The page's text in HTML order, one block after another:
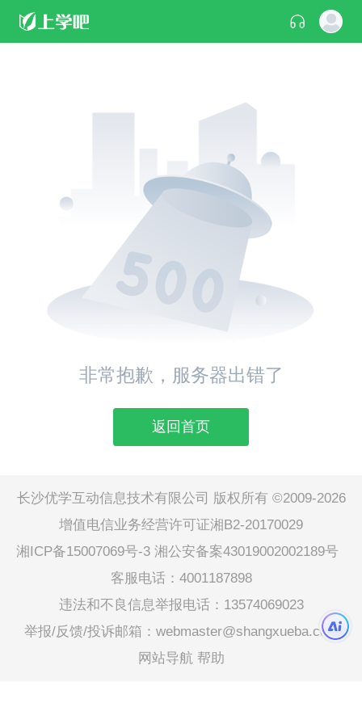
非常抱歉，服务器出错了
返回首页
长沙优学互动信息技术有限公司 版权所有 ©2009-2026
增值电信业务经营许可证湘B2-20170029
湘ICP备15007069号-3 湘公安备案43019002002189号
客服电话：4001187898
违法和不良信息举报电话：13574069023
举报/反馈/投诉邮箱：webmaster@shangxueba.com
网站导航 帮助